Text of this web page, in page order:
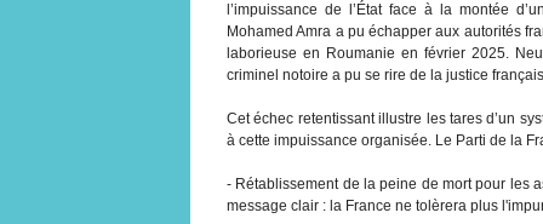
l’impuissance de l’État face à la montée
Mohamed Amra a pu échapper aux autorités
laborieuse en Roumanie en février 2025.
criminel notoire a pu se rire de la justice
Cet échec retentissant illustre les tares d’un
à cette impuissance organisée. Le Parti de la
- Rétablissement de la peine de mort pour les
message clair : la France ne tolèrera plus